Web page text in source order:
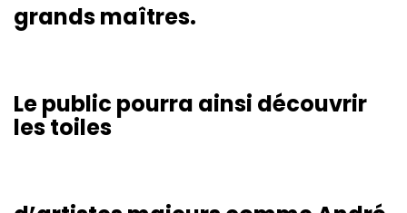
grands maîtres.
Le public pourra ainsi découvrir
les toiles